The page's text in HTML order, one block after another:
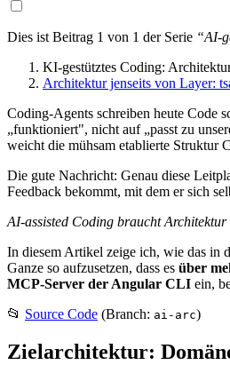
Dies ist Beitrag 1 von 1 der Serie “AI-
KI-gestütztes Coding:
Architektur jenseits von Layer:
Coding-Agents schreiben heute Code
„funktioniert", nicht auf „passt zu
weicht die mühsam etablierte Struktur
Die gute Nachricht: Genau diese
Feedback bekommt, mit dem er sich
AI-assisted Coding braucht
In diesem Artikel zeige ich, wie das in
Ganze so aufzusetzen, dass es über
MCP-Server der Angular CLI ein,
📂 Source Code (Branch: ai-arc)
Zielarchitektur: